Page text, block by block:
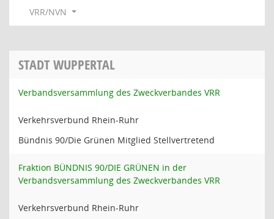
VRR/NVN
STADT WUPPERTAL
Verbandsversammlung des Zweckverbandes VRR
Verkehrsverbund Rhein-Ruhr
Bündnis 90/Die Grünen Mitglied Stellvertretend
Fraktion BÜNDNIS 90/DIE GRÜNEN in der
Verbandsversammlung des Zweckverbandes VRR
Verkehrsverbund Rhein-Ruhr